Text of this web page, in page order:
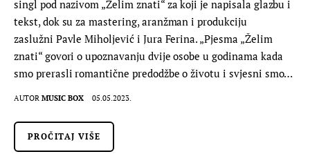
singl pod nazivom „Želim znati“ za koji je napisala glazbu i
tekst, dok su za mastering, aranžman i produkciju
zaslužni Pavle Miholjević i Jura Ferina. „Pjesma „Želim
znati“ govori o upoznavanju dvije osobe u godinama kada
smo prerasli romantične predodžbe o životu i svjesni smo…
AUTOR MUSIC BOX 05.05.2023.
PROČITAJ VIŠE